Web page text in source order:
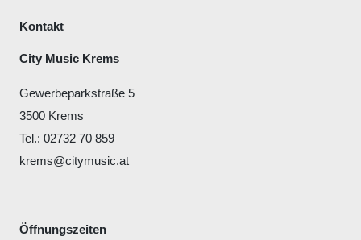
Kontakt
City Music Krems
Gewerbeparkstraße 5
3500 Krems
Tel.: 02732 70 859
krems@citymusic.at
Öffnungszeiten